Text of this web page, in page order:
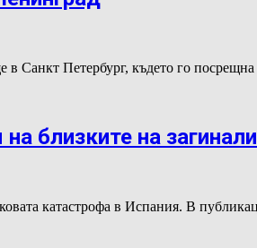
Санкт Петербург, където го
близките на
катастрофа в Испания. В